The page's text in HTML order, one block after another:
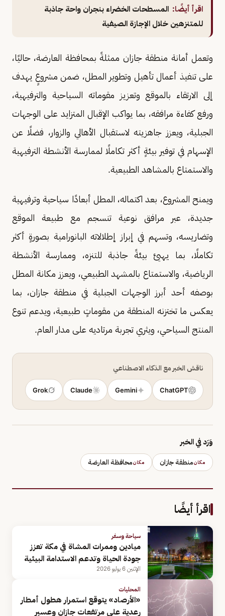
اقرأ أيضًا: المسطحات الخضراء بنجران واحة جاذبة
للمتنزهين خلال الإجازة الصيفية
وتعمل أمانة منطقة جازان ممثلةً بمحافظة العارضة، حاليًا،
على تنفيذ أعمال تأهيل وتطوير المطل، ضمن مشروعٍ يهدف
إلى الارتقاء بالموقع وتعزيز مقوماته السياحية والترفيهية،
ورفع كفاءة مرافقه، بما يواكب الإقبال المتزايد على الوجهات
الجبلية، ويعزز جاهزيته لاستقبال الأهالي والزوار، فضلًا عن
الإسهام في توفير بيئةٍ أكثر تكاملًا لممارسة الأنشطة الترفيهية
والاستمتاع بالمشاهد الطبيعية.
ويمنح المشروع، بعد اكتماله، المطل أبعادًا سياحية وترفيهية
جديدة، عبر مرافق نوعية تنسجم مع طبيعة الموقع
وتضاريسه، وتسهم في إبراز إطلالاته البانورامية بصورةٍ أكثر
تكاملًا، بما يهيئ بيئةً جاذبة للتنزه، وممارسة الأنشطة
الرياضية، والاستمتاع بالمشهد الطبيعي، ويعزز مكانة المطل
بوصفه أحد أبرز الوجهات الجبلية في منطقة جازان، بما
يعكس ما تختزنه المنطقة من مقوماتٍ طبيعية، ويدعم تنوع
المنتج السياحي، ويثري تجربة مرتاديه على مدار العام.
ناقش الخبر مع الذكاء الاصطناعي
ChatGPT
Gemini
Claude
Grok
وَرَد في الخبر
مكانمنطقة جازان مكانمحافظة العارضة
اقرأ أيضًا
سياحة وسفر
ميادين وممرات المشاة في مكة تعزز
جودة الحياة وتدعم الاستدامة البيئية
الإثنين 6 يوليو 2026
المحليات
«الأرصاد» يتوقع استمرار هطول أمطار
رعدية على مرتفعات جازان وعسير